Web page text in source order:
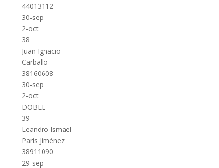
44013112
30-sep
2-oct
38
Juan Ignacio
Carballo
38160608
30-sep
2-oct
DOBLE
39
Leandro Ismael
París Jiménez
38911090
29-sep